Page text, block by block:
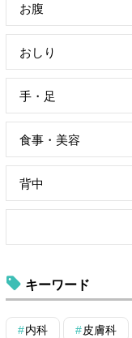
お腹
おしり
手・足
食事・美容
背中
キーワード
内科 皮膚科